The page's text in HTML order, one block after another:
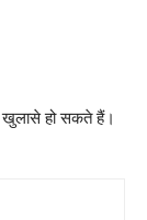
खुलासे हो सकते हैं।